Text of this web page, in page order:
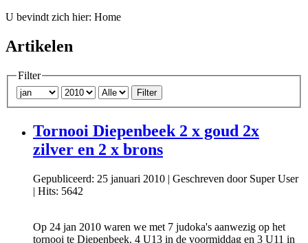
U bevindt zich hier: Home
Artikelen
Filter
Filter
Tornooi Diepenbeek 2 x goud 2x
zilver en 2 x brons
Gepubliceerd: 25 januari 2010 | Geschreven door Super User
| Hits: 5642
Op 24 jan 2010 waren we met 7 judoka's aanwezig op het
tornooi te Diepenbeek. 4 U13 in de voormiddag en 3 U11 in